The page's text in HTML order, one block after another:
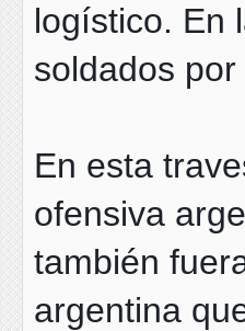
logístico. En
soldados
En esta
ofensiva
también
argentina